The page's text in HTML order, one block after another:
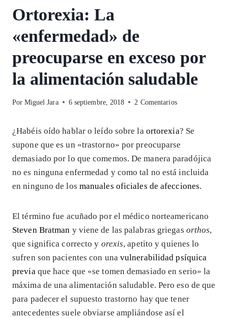
Ortorexia: La
«enfermedad» de
preocuparse en exceso por
la alimentación saludable
Por Miguel Jara 6 septiembre, 2018 2 Comentarios
¿Habéis oído hablar o leído sobre la ortorexia? Se
supone que es un «trastorno» por preocuparse
demasiado por lo que comemos. De manera paradójica
no es ninguna enfermedad y como tal no está incluida
en ninguno de los manuales oficiales de afecciones.
El término fue acuñado por el médico norteamericano
Steven Bratman y viene de las palabras griegas orthos,
que significa correcto y orexis, apetito y quienes lo
sufren son pacientes con una vulnerabilidad psíquica
previa que hace que «se tomen demasiado en serio» la
máxima de una alimentación saludable. Pero eso de que
para padecer el supuesto trastorno hay que tener
antecedentes suele obviarse ampliándose así el